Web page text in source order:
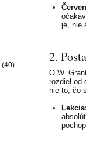
je, nie
2.
O.W.
rozdiel od
nie to, čo
Lekcia:
(40)